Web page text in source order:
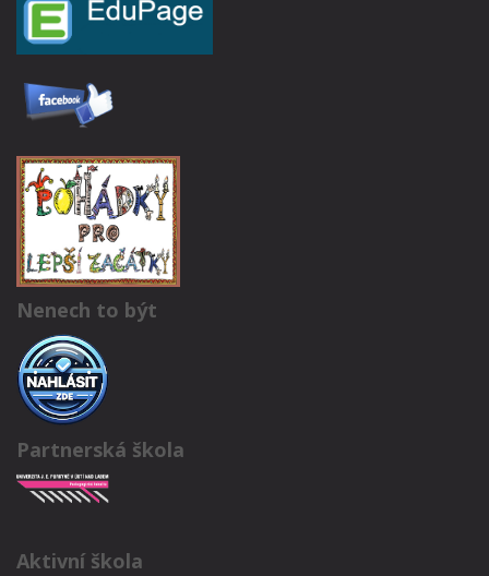
Nenech to být
Partnerská škola
Aktivní škola